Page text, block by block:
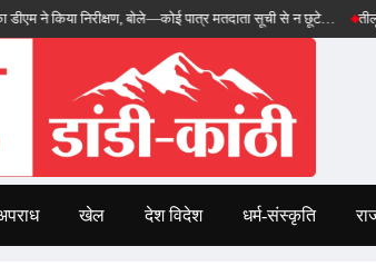
निरीक्षण, बोले—कोई पात्र मतदाता सूची से न छूटे… तीलू रौतेली
खेल देश विदेश धर्म-संस्कृति